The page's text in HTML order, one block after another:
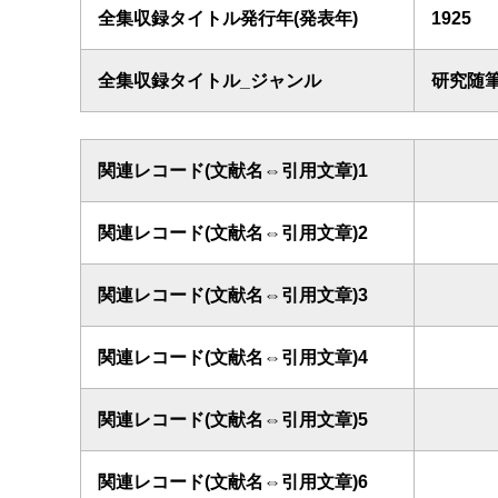
全集収録タイトル発行年(発表年) 1925
全集収録タイトル_ジャンル 研究随
関連レコード(文献名⇔引用文章)1
関連レコード(文献名⇔引用文章)2
関連レコード(文献名⇔引用文章)3
関連レコード(文献名⇔引用文章)4
関連レコード(文献名⇔引用文章)5
関連レコード(文献名⇔引用文章)6